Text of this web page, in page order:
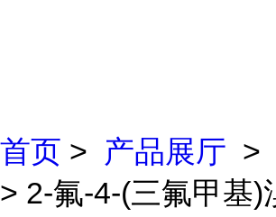
首页 > 产品展厅 >
> 2-氟-4-(三氟甲基)